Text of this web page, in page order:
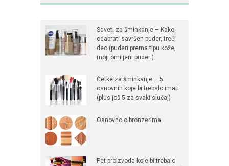
Saveti za šminkanje – Kako
odabrati savršen puder, treći
deo (puderi prema tipu kože,
moji omiljeni puderi)
Četke za šminkanje – 5
osnovnih koje bi trebalo imati
(plus još 5 za svaki slučaj)
Osnovno o bronzerima
Pet proizvoda koje bi trebalo